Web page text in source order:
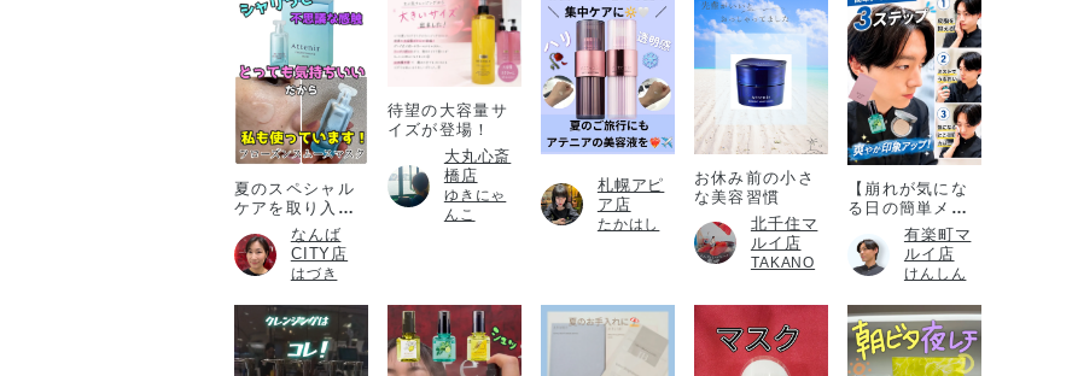
夏のスペシャル
ケアを取り入れ
たい方必見！
なんば
CITY店
はづき
待望の大容量サ
イズが登場！
大丸心斎
橋店
ゆきにゃ
んこ
札幌アピ
ア店
たかはし
お休み前の小さ
な美容習慣
北千住マ
ルイ店
TAKANO
【崩れが気にな
る日の簡単メイ
ク直し】有楽町マ
ルイ店
けんしん